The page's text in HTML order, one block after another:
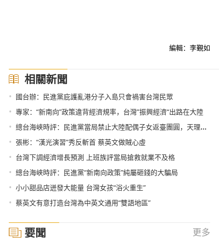
編輯：李覲如
相關新聞
• 國台辦：民進黨庇護亂港分子入島只會禍害台灣民眾
• 專家：“新南向”政策違背經濟規率，台灣”振興經濟“出路在大陸
• 總台海峽時評：民進黨當局禁止大陸配偶子女返臺團圓，天理難容!
• 張彬：“漢光演習”秀反斬首 蔡英文做賊心虛
• 台灣下調經濟增長預測 上班族評當局搶救就業不及格
• 總台海峽時評：民進黨“新南向政策”純屬砸錢的大騙局
• 小小甜品店迸發大能量 台灣女孩“浴火重生”
• 蔡英文有意打造台灣為中英文通用“雙語地區”
要聞 更多